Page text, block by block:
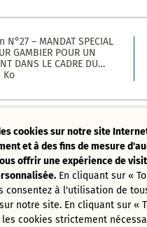
– MANDAT SPECIAL
POUR UN
DANS LE CADRE DU
INFO JEUNES A
Ko
examinées
17 mars 2025
Ko
du Conseil Municipal 17
cookies sur notre site
et à des fins de mesure
offrir une expérience de
En cliquant sur «
consentez à l'utilisation de
notre site. En cliquant sur «
cookies strictement